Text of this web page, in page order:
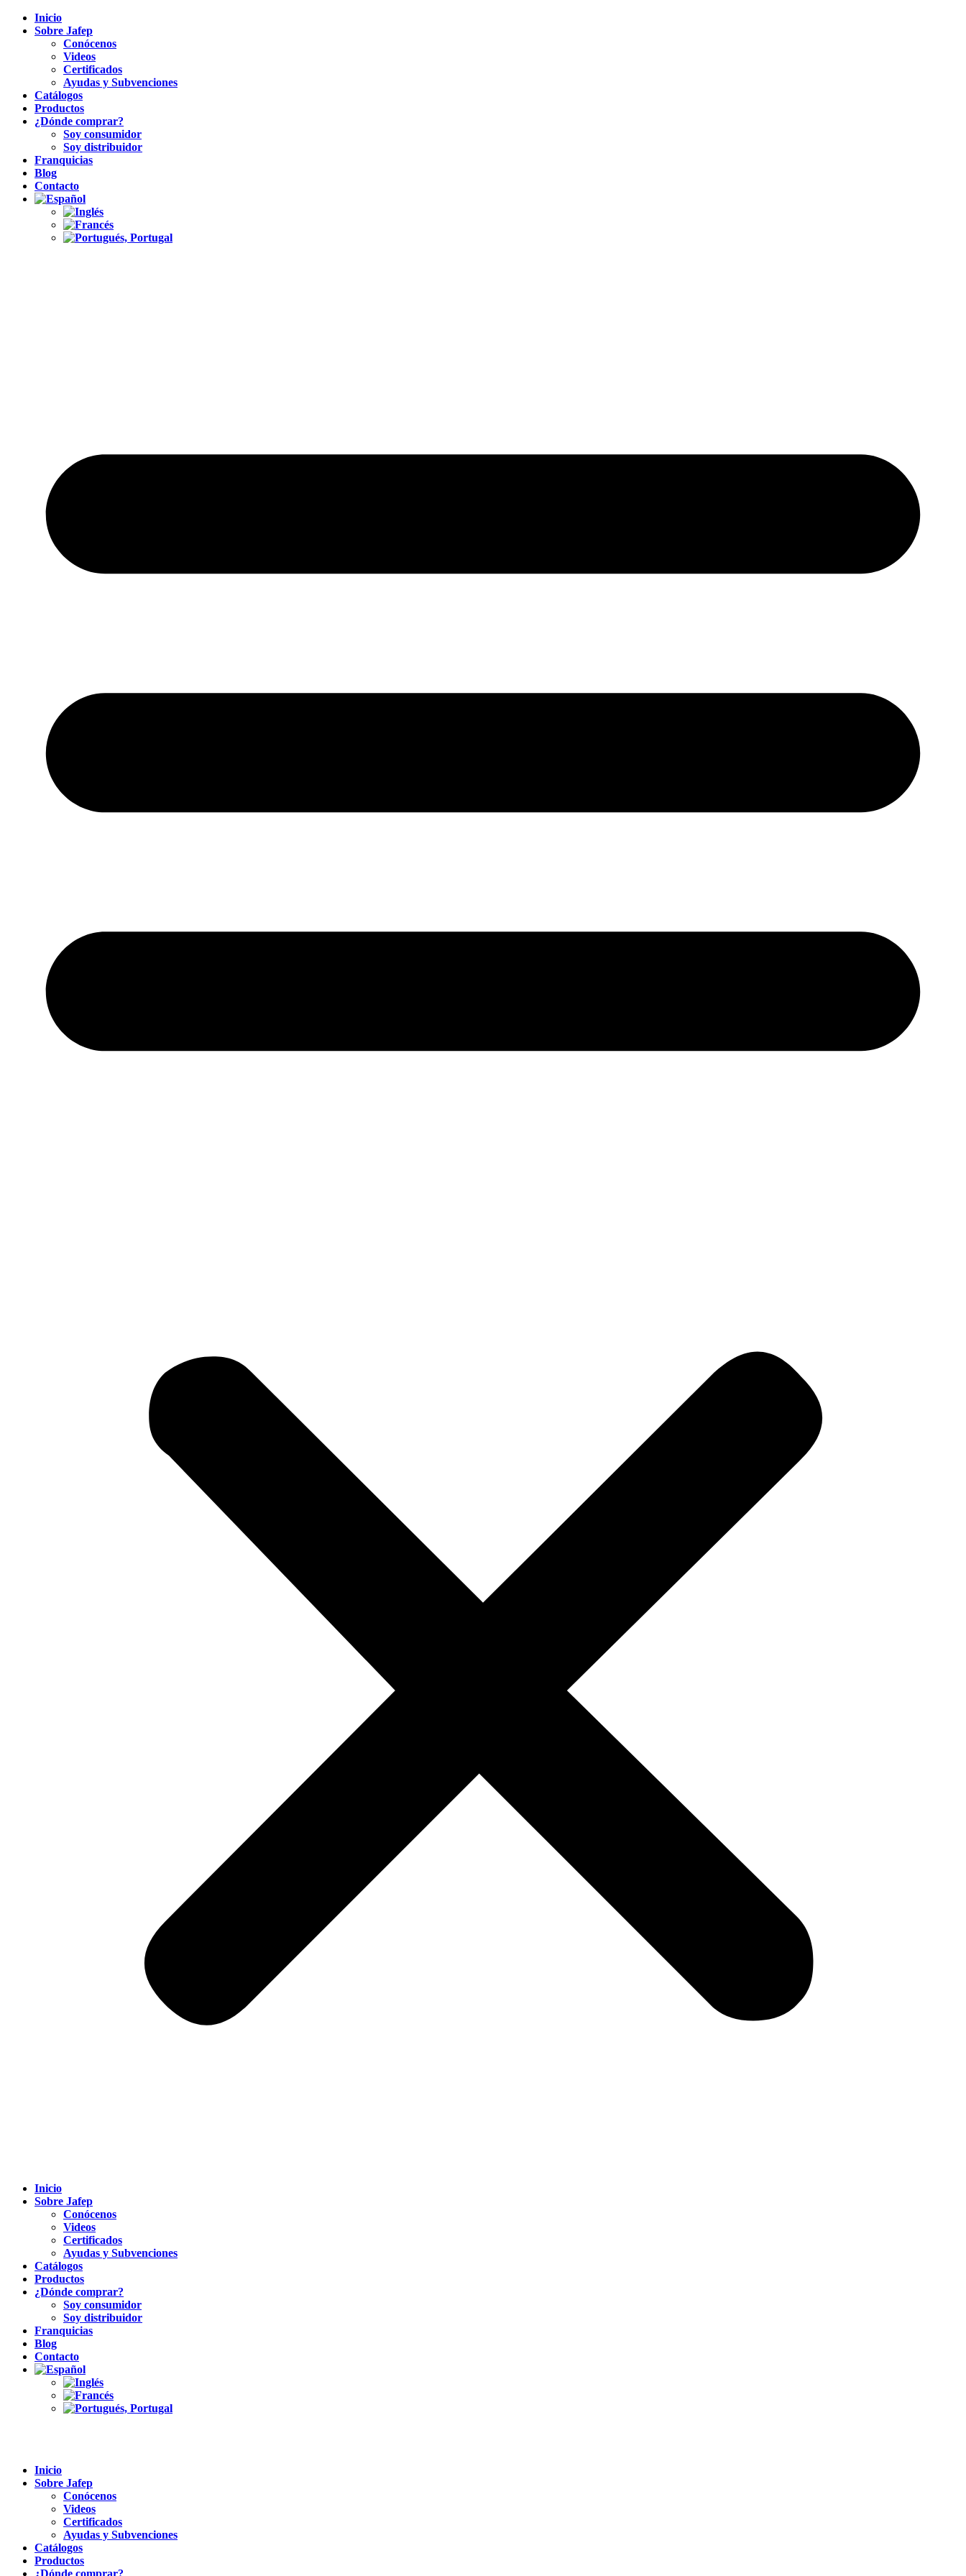
Inicio
Sobre Jafep
Conócenos
Videos
Certificados
Ayudas y Subvenciones
Catálogos
Productos
¿Dónde comprar?
Soy consumidor
Soy distribuidor
Franquicias
Blog
Contacto
Inicio
Sobre Jafep
Conócenos
Videos
Certificados
Ayudas y Subvenciones
Catálogos
Productos
¿Dónde comprar?
Soy consumidor
Soy distribuidor
Franquicias
Blog
Contacto
Inicio
Sobre Jafep
Conócenos
Videos
Certificados
Ayudas y Subvenciones
Catálogos
Productos
¿Dónde comprar?